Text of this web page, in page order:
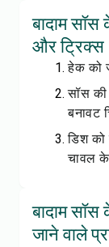
बादाम
और ट्रिक्स
हेक को
सॉस की
बनावट
डिश
चावल
बादाम
जाने वाले